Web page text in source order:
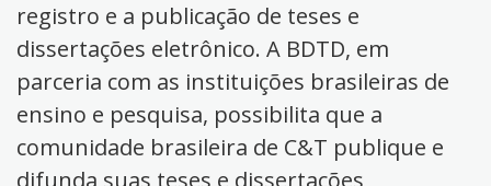
registro e a publicação de teses e
dissertações eletrônico. A BDTD, em
parceria com as instituições brasileiras de
ensino e pesquisa, possibilita que a
comunidade brasileira de C&T publique e